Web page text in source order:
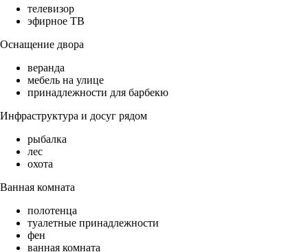
телевизор
эфирное ТВ
Оснащение двора
веранда
мебель на улице
принадлежности для барбекю
Инфраструктура и досуг рядом
рыбалка
лес
охота
Ванная комната
полотенца
туалетные принадлежности
фен
ванная комната